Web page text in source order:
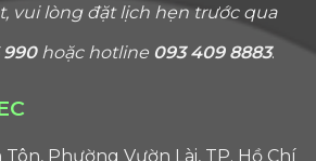
vui lòng đặt lịch hẹn trước qua
990hoặc hotline 093 409 8883.
Phường Vườn Lài, TP. Hồ Chí